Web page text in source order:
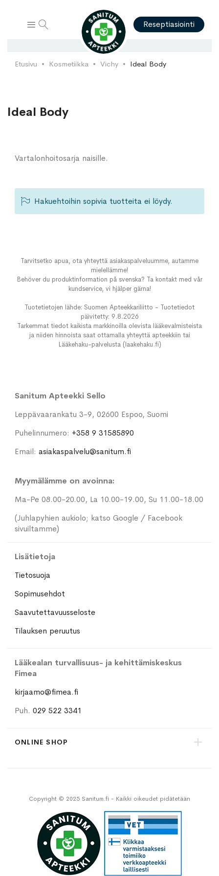
Reseptiasiointi
Etusivu Kosmetiikka Vichy Ideal Body
Ideal Body
Vartalonhoitosarja naisille.
Hakuehtoihin sopivia tuotteita ei löydy.
Tarvitsetko apua, ota yhteyttä asiakaspalveluumme, autamme
mielellämme!
Behöver du produktinformation på svenska? Ta kontakt med vår
kundservice, vi hjälper gärna!
Tuotetietojen lähde: Suomen Apteekkariliitto - Tuotetiedot
päivitetty: 9.8.2026
Tarkemmat tiedot kaikista markkinoilla olevista lääkevalmisteista
ja niiden hinnoista saat ottamalla yhteyttä apteekkiin tai
Lääkehaku-palvelusta (laakehaku.fi)
Sanitum Apteekki Sello
Leppävaarankatu 3-9, 02600 Espoo, Suomi
Puhelinnumero: +358 9 31585890
Email: asiakaspalvelu@sanitum.fi
Myymälämme on avoinna:
Ma-Pe 08.00-20.00, La 10.00-19.00, Su 11.00-18.00
(Juhlapyhien aukiolo; katso Google / Facebook
sivuiltamme)
Lisätietoja
Tietosuoja
Sopimusehdot
Saavutettavuusseloste
Tilauksen peruutus
Lääkealan turvallisuus- ja kehittämiskeskus
Fimea
kirjaamo@fimea.fi
Puh. 029 522 3341
ONLINE SHOP
Copyright © 2025 Sanitum.fi - Kaikki oikeudet pidätetään